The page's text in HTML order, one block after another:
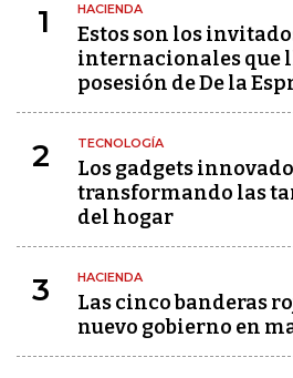
1 HACIENDA
Estos son los
internacionales que
posesión de De la
2 TECNOLOGÍA
Los gadgets
transformando las
del hogar
3 HACIENDA
Las cinco banderas
nuevo gobierno en